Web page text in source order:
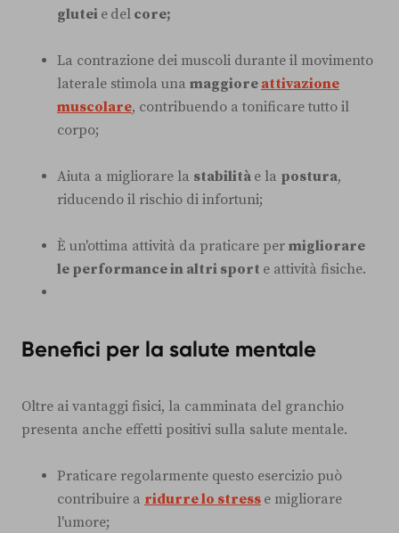
glutei e del core;
La contrazione dei muscoli durante il movimento
laterale stimola una maggiore attivazione
muscolare, contribuendo a tonificare tutto il
corpo;
Aiuta a migliorare la stabilità e la postura,
riducendo il rischio di infortuni;
È un'ottima attività da praticare per migliorare
le performance in altri sport e attività fisiche.
Benefici per la salute mentale
Oltre ai vantaggi fisici, la camminata del granchio
presenta anche effetti positivi sulla salute mentale.
Praticare regolarmente questo esercizio può
contribuire a ridurre lo stress e migliorare
l'umore;